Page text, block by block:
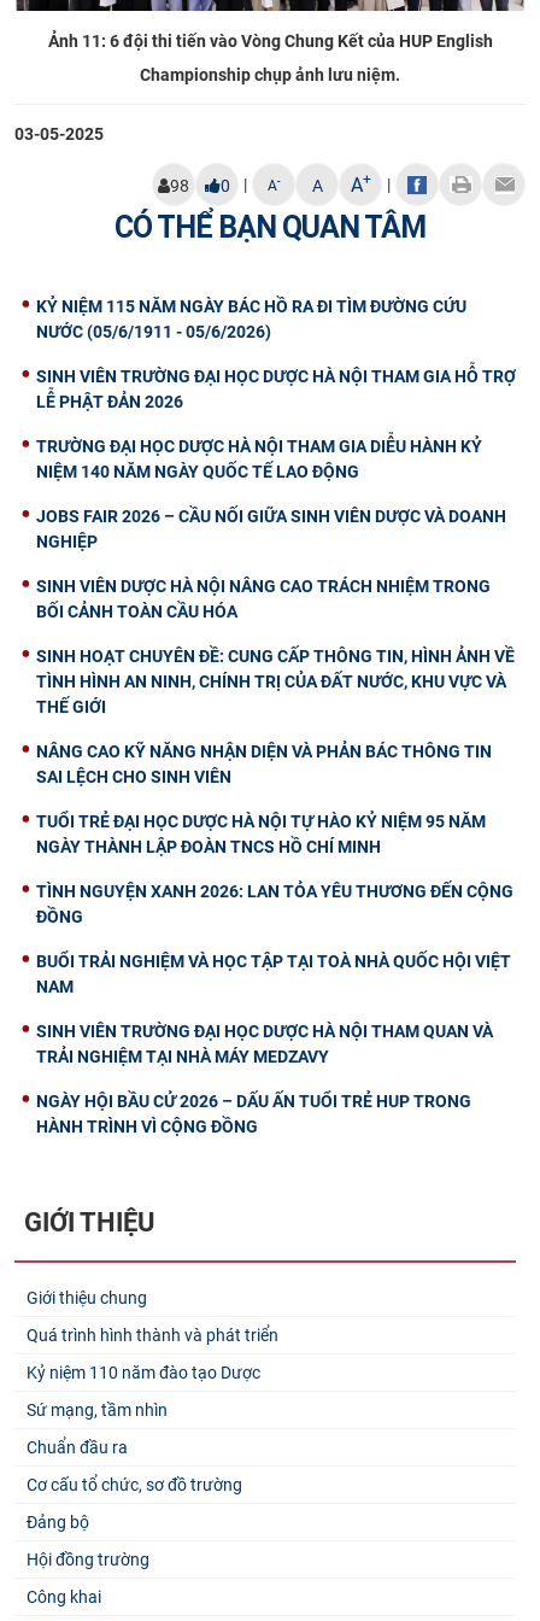
Ảnh 11: 6 đội thi tiến vào Vòng Chung Kết của HUP English
Championship chụp ảnh lưu niệm.
03-05-2025
98 0 | A- A A+ |
CÓ THỂ BẠN QUAN TÂM
KỶ NIỆM 115 NĂM NGÀY BÁC HỒ RA ĐI TÌM ĐƯỜNG CỨU
NƯỚC (05/6/1911 - 05/6/2026)
SINH VIÊN TRƯỜNG ĐẠI HỌC DƯỢC HÀ NỘI THAM GIA HỖ TRỢ
LỄ PHẬT ĐẢN 2026
TRƯỜNG ĐẠI HỌC DƯỢC HÀ NỘI THAM GIA DIỄU HÀNH KỶ
NIỆM 140 NĂM NGÀY QUỐC TẾ LAO ĐỘNG
JOBS FAIR 2026 – CẦU NỐI GIỮA SINH VIÊN DƯỢC VÀ DOANH
NGHIỆP
SINH VIÊN DƯỢC HÀ NỘI NÂNG CAO TRÁCH NHIỆM TRONG
BỐI CẢNH TOÀN CẦU HÓA
SINH HOẠT CHUYÊN ĐỀ: CUNG CẤP THÔNG TIN, HÌNH ẢNH VỀ
TÌNH HÌNH AN NINH, CHÍNH TRỊ CỦA ĐẤT NƯỚC, KHU VỰC VÀ
THẾ GIỚI
NÂNG CAO KỸ NĂNG NHẬN DIỆN VÀ PHẢN BÁC THÔNG TIN
SAI LỆCH CHO SINH VIÊN
TUỔI TRẺ ĐẠI HỌC DƯỢC HÀ NỘI TỰ HÀO KỶ NIỆM 95 NĂM
NGÀY THÀNH LẬP ĐOÀN TNCS HỒ CHÍ MINH
TÌNH NGUYỆN XANH 2026: LAN TỎA YÊU THƯƠNG ĐẾN CỘNG
ĐỒNG
BUỔI TRẢI NGHIỆM VÀ HỌC TẬP TẠI TOÀ NHÀ QUỐC HỘI VIỆT
NAM
SINH VIÊN TRƯỜNG ĐẠI HỌC DƯỢC HÀ NỘI THAM QUAN VÀ
TRẢI NGHIỆM TẠI NHÀ MÁY MEDZAVY
NGÀY HỘI BẦU CỬ 2026 – DẤU ẤN TUỔI TRẺ HUP TRONG
HÀNH TRÌNH VÌ CỘNG ĐỒNG
GIỚI THIỆU
Giới thiệu chung
Quá trình hình thành và phát triển
Kỷ niệm 110 năm đào tạo Dược
Sứ mạng, tầm nhìn
Chuẩn đầu ra
Cơ cấu tổ chức, sơ đồ trường
Đảng bộ
Hội đồng trường
Công khai